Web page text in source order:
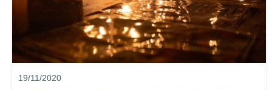
19/11/2020